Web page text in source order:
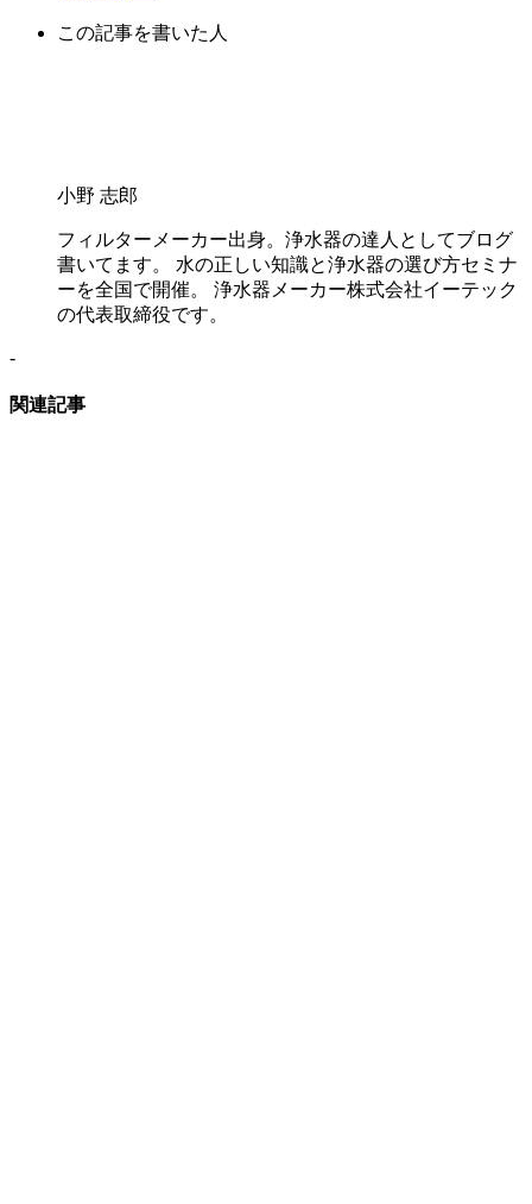
この記事を書いた人
小野 志郎
フィルターメーカー出身。浄水器の達人としてブログ
書いてます。 水の正しい知識と浄水器の選び方セミナ
ーを全国で開催。 浄水器メーカー株式会社イーテック
の代表取締役です。
-
関連記事